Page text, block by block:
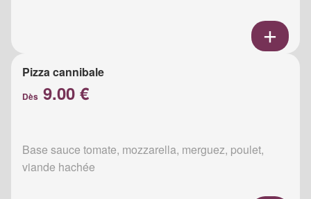
Pizza cannibale
Dès 9.00 €
Base sauce tomate, mozzarella, merguez, poulet,
viande hachée